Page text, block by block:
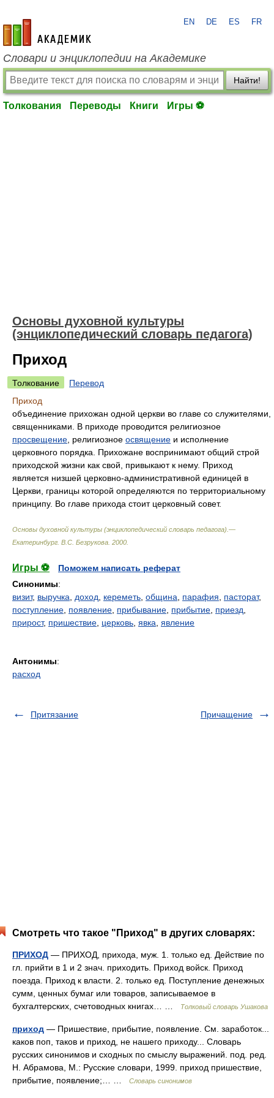
academic.ru
EN DE ES FR
Словари и энциклопедии на Академике
Найти!
Толкования Переводы Книги Игры ⚽
Основы духовной культуры
(энциклопедический словарь педагога)
Приход
Толкование
Перевод
Приход
объединение прихожан одной церкви во главе со служителями,
священниками. В приходе проводится религиозное
просвещение , религиозное освящение и исполнение
церковного порядка. Прихожане воспринимают общий строй
приходской жизни как свой, привыкают к нему. Приход
является низшей церковно-административной единицей в
Церкви, границы которой определяются по территориальному
принципу. Во главе прихода стоит церковный совет.
Основы духовной культуры (энциклопедический словарь педагога).—
Екатеринбург В.С. Безрукова 2000
Игры ⚽
Поможем написать реферат
Синонимы:
визит, выручка доход кереметь община парафия пасторат,
поступление появление прибывание прибытие приезд
прирост, пришествие церковь явка явление
Антонимы:
расход
Притязание Причащение
Смотреть что такое "Приход" в других словарях:
ПРИХОД — ПРИХОД, прихода, муж. 1. только ед. Действие по
гл. прийти в 1 и 2 знач. приходить. Приход войск. Приход
поезда. Приход к власти. 2. только ед. Поступление денежных
сумм, ценных бумаг или товаров, записываемое в
бухгалтерских, счетоводных книгах… …
Толковый словарь Ушакова
приход — Пришествие, прибытие, появление. См. заработок...
каков поп, таков и приход, не нашего приходу... Словарь
русских синонимов и сходных по смыслу выражений. под. ред.
Н. Абрамова, М.: Русские словари, 1999. приход пришествие,
прибытие, появление;… …
Словарь синонимов